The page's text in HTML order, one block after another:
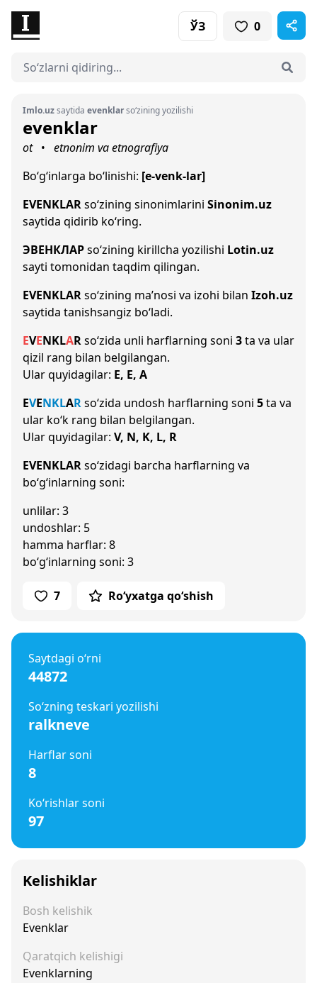
ЎЗ 0
Imlo.uzsaytida evenklarso‘zining yozilishi
evenklar
ot •
etnonim va etnografiya
Bo‘g‘inlarga bo‘linishi: [e-venk-lar]
EVENKLARso‘zining sinonimlarini Sinonim.uz
saytida qidirib ko‘ring.
ЭВЕНКЛАРso‘zining kirillcha yozilishi Lotin.uz
sayti tomonidan taqdim qilingan.
EVENKLARso‘zining ma’nosi va izohi bilan Izoh.uz
saytida tanishsangiz bo‘ladi.
EVENKLARso‘zida unli harflarning soni 3ta va ular
qizil rang bilan belgilangan.
Ular quyidagilar: E, E, A
EVENKLARso‘zida undosh harflarning soni 5ta va
ular ko‘k rang bilan belgilangan.
Ular quyidagilar: V, N, K, L, R
EVENKLARso‘zidagi barcha harflarning va
bo‘g‘inlarning soni:
unlilar: 3
undoshlar: 5
hamma harflar: 8
bo‘g‘inlarning soni: 3
7 Ro‘yxatga qo‘shish
Saytdagi o‘rni
44872
So‘zning teskari yozilishi
ralkneve
Harflar soni
8
Ko‘rishlar soni
97
Kelishiklar
Bosh kelishik
Evenklar
Qaratqich kelishigi
Evenklarning